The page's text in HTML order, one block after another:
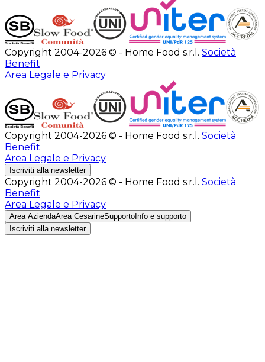
Copyright 2004-2026 © - Home Food s.r.l. Società
Benefit
Area Legale e Privacy
Copyright 2004-2026 © - Home Food s.r.l. Società
Benefit
Area Legale e Privacy
Iscriviti alla newsletter
Copyright 2004-2026 © - Home Food s.r.l. Società
Benefit
Area Legale e Privacy
Area AziendaArea CesarineSupporto Info e supporto
Iscriviti alla newsletter